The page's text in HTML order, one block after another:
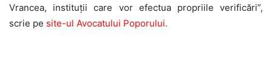
Vrancea, instituții care vor efectua propriile verificări”,
scrie pe site-ul Avocatului Poporului.